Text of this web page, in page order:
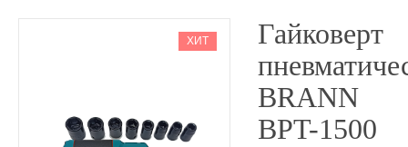
ХИТ
Гайковерт
BRANN
BPT-1500